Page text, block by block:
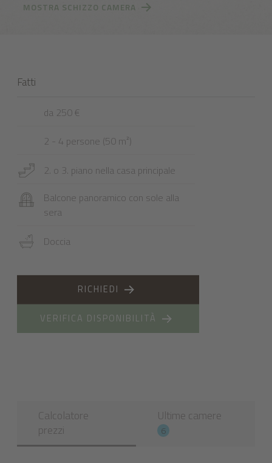
Fatti
da 250 €
2 - 4 persone (50 m²)
2. o 3. piano nella casa principale
Balcone panoramico con sole alla
sera
Doccia
RICHIEDI
VERIFICA DISPONIBILITÀ
MOSTRA SCHIZZO CAMERA